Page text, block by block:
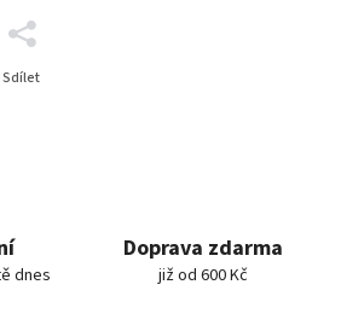
Sdílet
dnes
Doprava zdarma
již od 600 Kč